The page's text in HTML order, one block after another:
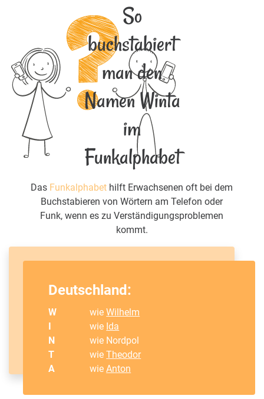
So
buchstabiert
man den
Namen Winta
im
Funkalphabet
Das Funkalphabet hilft Erwachsenen oft bei dem
Buchstabieren von Wörtern am Telefon oder
Funk, wenn es zu Verständigungsproblemen
kommt.
Deutschland:
W wieWilhelm
I
wie Ida
N
wie Nordpol
T
wieTheodor
A
wieAnton